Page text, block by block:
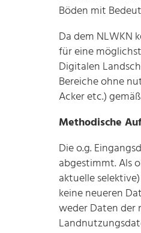
Böden mit
Da dem NLWKN
für eine
Digitalen
Bereiche ohne
Acker etc.)
Methodische
Die o.g.
abgestimmt. Als
aktuelle
keine neueren
weder Daten der